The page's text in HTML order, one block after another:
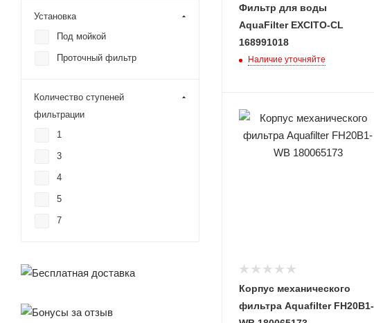
Фильтр для воды
AquaFilter EXCITO-CL
168991018
Наличие уточняйте
Корпус механического
фильтра Aquafilter FH20B1-
Установка
Под мойкой
Проточный фильтр
Количество ступеней
фильтрации
1
3
4
5
7